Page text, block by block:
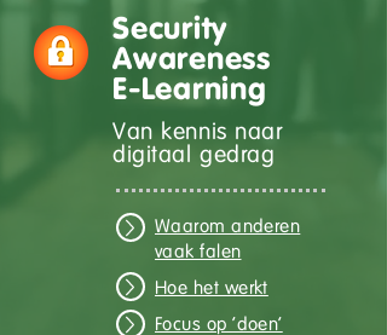
Security
Awareness
E-Learning
Van kennis naar
digitaal gedrag
Waarom anderen
vaak falen
Hoe het werkt
Focus op 'doen'